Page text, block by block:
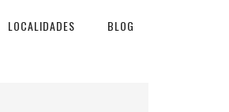
LOCALIDADES BLOG